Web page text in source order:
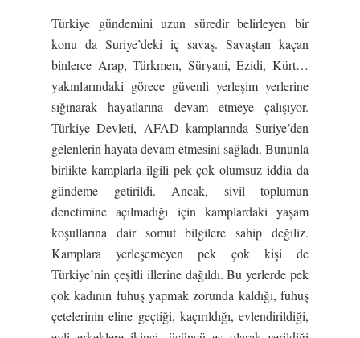
Türkiye gündemini uzun süredir belirleyen bir
konu da Suriye’deki iç savaş. Savaştan kaçan
binlerce Arap, Türkmen, Süryani, Ezidi, Kürt…
yakınlarındaki görece güvenli yerleşim yerlerine
sığınarak hayatlarına devam etmeye çalışıyor.
Türkiye Devleti, AFAD kamplarında Suriye’den
gelenlerin hayata devam etmesini sağladı. Bununla
birlikte kamplarla ilgili pek çok olumsuz iddia da
gündeme getirildi. Ancak, sivil toplumun
denetimine açılmadığı için kamplardaki yaşam
koşullarına dair somut bilgilere sahip değiliz.
Kamplara yerleşemeyen pek çok kişi de
Türkiye’nin çeşitli illerine dağıldı. Bu yerlerde pek
çok kadının fuhuş yapmak zorunda kaldığı, fuhuş
çetelerinin eline geçtiği, kaçırıldığı, evlendirildiği,